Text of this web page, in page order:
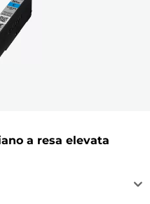
a resa elevata